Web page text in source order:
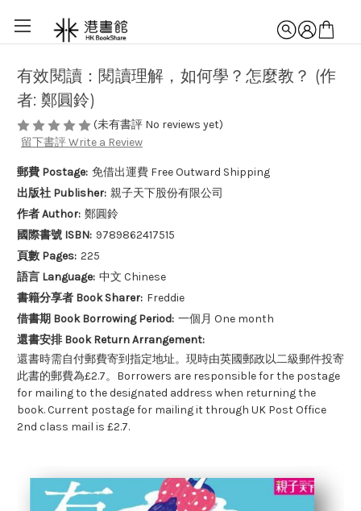
有效閱讀：閱讀理解，如何學？怎麼教？ (作
者: 鄭圓鈴)
(未有書評 No reviews yet)
留下書評 Write a Review
郵費 Postage: 免借出運費 Free Outward Shipping
出版社 Publisher: 親子天下股份有限公司
作者 Author: 鄭圓鈴
國際書號 ISBN: 9789862417515
頁數 Pages: 225
語言 Language: 中文 Chinese
書籍分享者 Book Sharer: Freddie
借書期 Book Borrowing Period: 一個月 One month
還書安排 Book Return Arrangement:
還書時需自付郵費寄到指定地址。現時由英國郵政以二級郵件投寄
此書的郵費為£2.7。Borrowers are responsible for the postage
for mailing to the designated address when returning the
book. Current postage for mailing it through UK Post Office
2nd class mail is £2.7.